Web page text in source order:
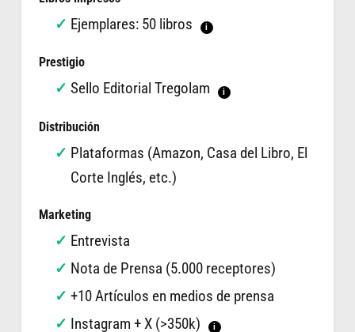
Ejemplares: 50 libros i
Prestigio
Sello Editorial Tregolam i
Distribución
Plataformas (Amazon, Casa del Libro, El
Corte Inglés, etc.)
Marketing
Entrevista
Nota de Prensa (5.000 receptores)
+10 Artículos en medios de prensa
Instagram + X (>350k)
i